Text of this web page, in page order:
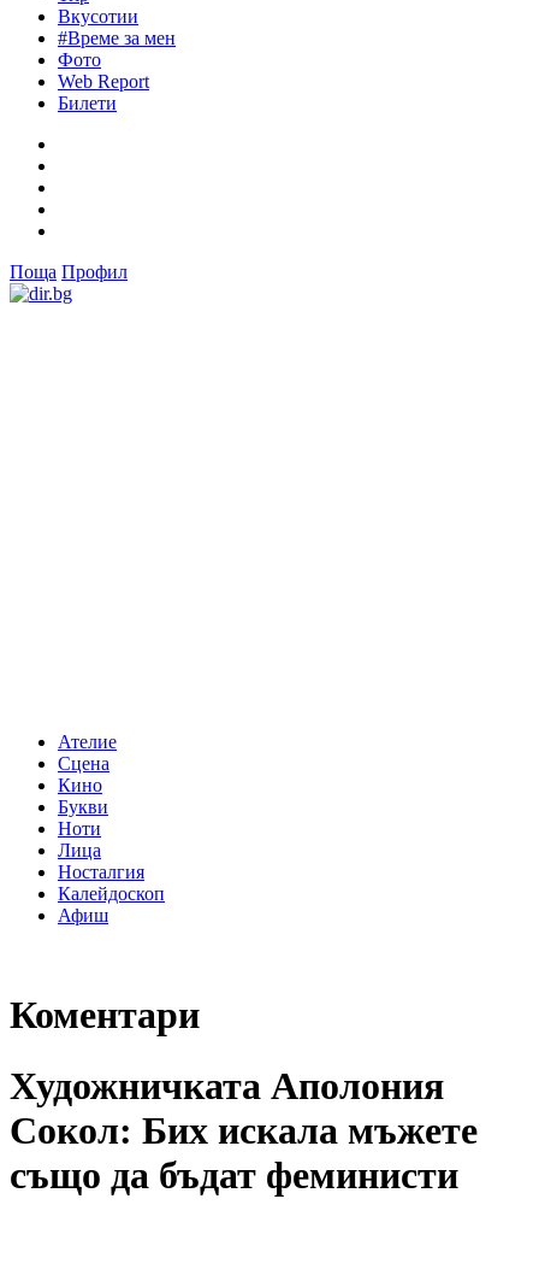
Вкусотии
#Време за мен
Фото
Web Report
Билети
Поща Профил
Ателие
Сцена
Кино
Букви
Ноти
Лица
Носталгия
Калейдоскоп
Афиш
Коментари
Художничката Аполония
Сокол: Бих искала мъжете
също да бъдат феминисти